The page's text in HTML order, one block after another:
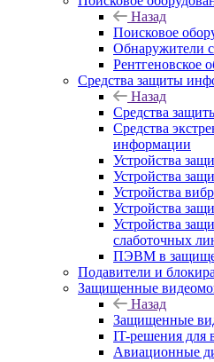
Назад
Поисковое
Обнаружители
Рентгеновское
Средства защиты
Назад
Средства
Средства
информации
Устройства
Устройства
Устройства
Устройства
Устройства
слаботочных
ПЭВМ в
Подавители и
Защищенные
Назад
Защищенные
IT-решения для
Авиационные